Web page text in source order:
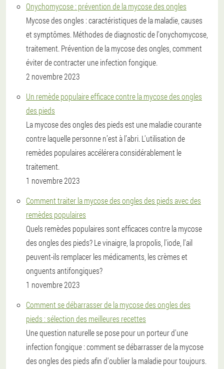
Onychomycose : prévention de la mycose des ongles
Mycose des ongles : caractéristiques de la maladie, causes
et symptômes. Méthodes de diagnostic de l'onychomycose,
traitement. Prévention de la mycose des ongles, comment
éviter de contracter une infection fongique.
2 novembre 2023
Un remède populaire efficace contre la mycose des ongles
des pieds
La mycose des ongles des pieds est une maladie courante
contre laquelle personne n’est à l’abri. L'utilisation de
remèdes populaires accélérera considérablement le
traitement.
1 novembre 2023
Comment traiter la mycose des ongles des pieds avec des
remèdes populaires
Quels remèdes populaires sont efficaces contre la mycose
des ongles des pieds? Le vinaigre, la propolis, l'iode, l'ail
peuvent-ils remplacer les médicaments, les crèmes et
onguents antifongiques?
1 novembre 2023
Comment se débarrasser de la mycose des ongles des
pieds : sélection des meilleures recettes
Une question naturelle se pose pour un porteur d'une
infection fongique : comment se débarrasser de la mycose
des ongles des pieds afin d'oublier la maladie pour toujours.